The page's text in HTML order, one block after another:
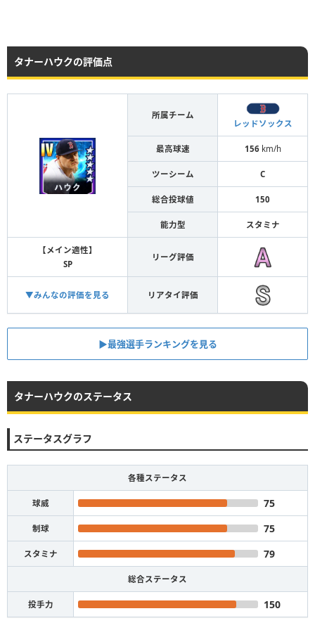
タナーハウクの評価点
所属チーム
レッドソックス
最高球速 156km/h
ツーシーム C
総合投球値 150
能力型 スタミナ
【メイン適性】
SP
リーグ評価
▼みんなの評価を見る リアタイ評価
▶︎最強選手ランキングを見る
タナーハウクのステータス
ステータスグラフ
各種ステータス
球威 75
制球 75
スタミナ 79
総合ステータス
投手力 150